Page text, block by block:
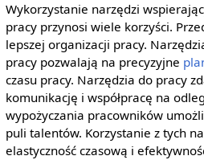
Wykorzystanie narzędzi
pracy przynosi wiele korzyści.
lepszej organizacji pracy.
pracy pozwalają na precyzyjne
czasu pracy. Narzędzia do pracy
komunikację i współpracę na
wypożyczania pracowników
puli talentów. Korzystanie z tych
elastyczność czasową i